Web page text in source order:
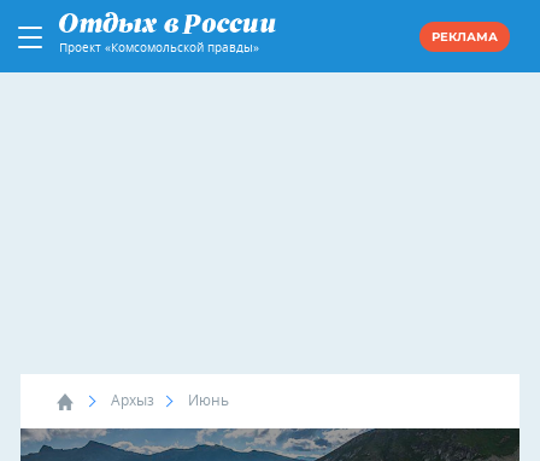
Проект «Комсомольской правды»
РЕКЛАМА
Архыз Июнь